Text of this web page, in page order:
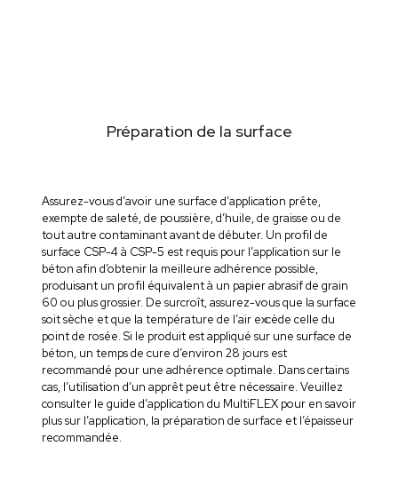
Préparation de la surface
Assurez-vous d’avoir une surface d’application prête,
exempte de saleté, de poussière, d’huile, de graisse ou de
tout autre contaminant avant de débuter. Un profil de
surface CSP-4 à CSP-5 est requis pour l’application sur le
béton afin d’obtenir la meilleure adhérence possible,
produisant un profil équivalent à un papier abrasif de grain
60 ou plus grossier. De surcroît, assurez-vous que la surface
soit sèche et que la température de l’air excède celle du
point de rosée. Si le produit est appliqué sur une surface de
béton, un temps de cure d’environ 28 jours est
recommandé pour une adhérence optimale. Dans certains
cas, l’utilisation d’un apprêt peut être nécessaire. Veuillez
consulter le guide d’application du MultiFLEX pour en savoir
plus sur l’application, la préparation de surface et l’épaisseur
recommandée.